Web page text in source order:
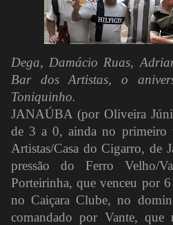
Dega, Damácio Ruas,
Bar dos Artistas, o
Toniquinho.
JANAÚBA (por Oliveira
de 3 a 0, ainda no primeiro
Artistas/Casa do Cigarro, de
pressão do Ferro Velho/
Porteirinha, que venceu por
no Caiçara Clube, no
comandado por Vante, que